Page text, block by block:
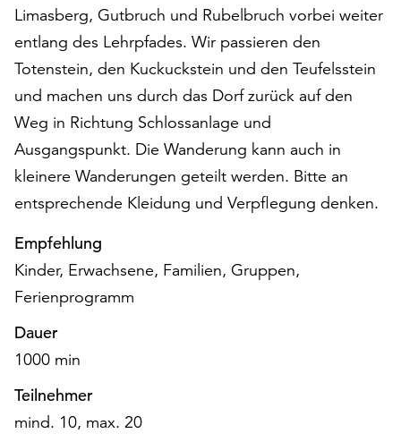
alle
Cookies
zu
akzeptieren.
Sie
können
Ihr
Einverständnis
jederzeit
ändern
widerrufen.
Dafür
steht
Ihnen
am
Ende
der
Seite
Schaltfläche
Limasberg, Gutbruch und Rubelbruch vorbei weiter
entlang des Lehrpfades. Wir passieren den
Totenstein, den Kuckuckstein und den Teufelsstein
und machen uns durch das Dorf zurück auf den
Weg in Richtung Schlossanlage und
Ausgangspunkt. Die Wanderung kann auch in
kleinere Wanderungen geteilt werden. Bitte an
entsprechende Kleidung und Verpflegung denken.
Empfehlung
Kinder, Erwachsene, Familien, Gruppen,
Ferienprogramm
Dauer
1000 min
Teilnehmer
mind. 10, max. 20